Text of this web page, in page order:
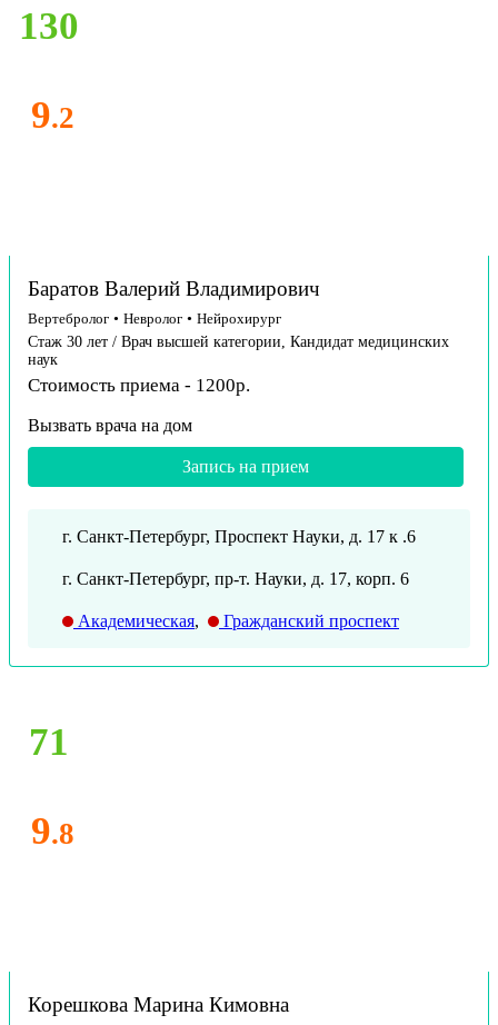
130
9.2
Баратов Валерий Владимирович
Вертебролог • Невролог • Нейрохирург
Стаж 30 лет / Врач высшей категории, Кандидат медицинских
наук
Стоимость приема - 1200р.
Вызвать врача на дом
Запись на прием
г. Санкт-Петербург, Проспект Науки, д. 17 к .6
г. Санкт-Петербург, пр-т. Науки, д. 17, корп. 6
Академическая, Гражданский проспект
71
9.8
Корешкова Марина Кимовна